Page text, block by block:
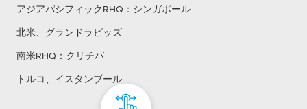
アジアパシフィックRHQ：シンガポール
北米、グランドラピッズ
南米RHQ：クリチバ
トルコ、イスタンブール